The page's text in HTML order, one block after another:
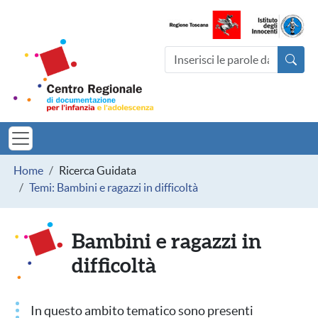
Centro Regionale di
Cerca nel sito
Briciole di pane
Home
Ricerca Guidata
Temi: Bambini e ragazzi in difficoltà
Bambini e ragazzi in
difficoltà
In questo ambito tematico sono presenti